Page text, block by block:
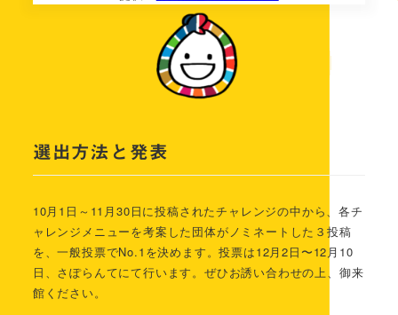
選出方法と発表
10月1日～11 月30日に投稿されたチャレンジの中から、各チ
ャレンジメニューを考案した団体がノミネートした３投稿
を、一般投票でNo.1を決めます。投票は12月2日〜12月10
日、さぽらんてにて行います。ぜひお誘い合わせの上、御来
館ください。